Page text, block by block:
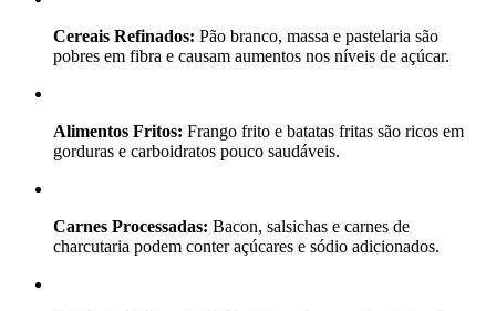
Cereais Refinados: Pão branco, massa e pastelaria são
pobres em fibra e causam aumentos nos níveis de açúcar.
Alimentos Fritos: Frango frito e batatas fritas são ricos em
gorduras e carboidratos pouco saudáveis.
Carnes Processadas: Bacon, salsichas e carnes de
charcutaria podem conter açúcares e sódio adicionados.